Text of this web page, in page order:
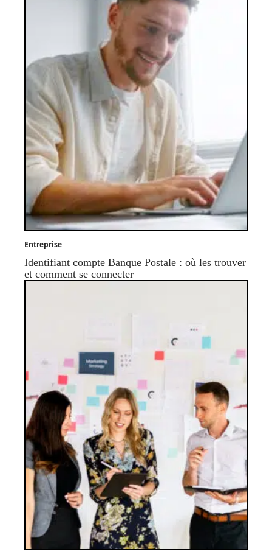
Entreprise
Identifiant compte Banque Postale : où les trouver
et comment se connecter